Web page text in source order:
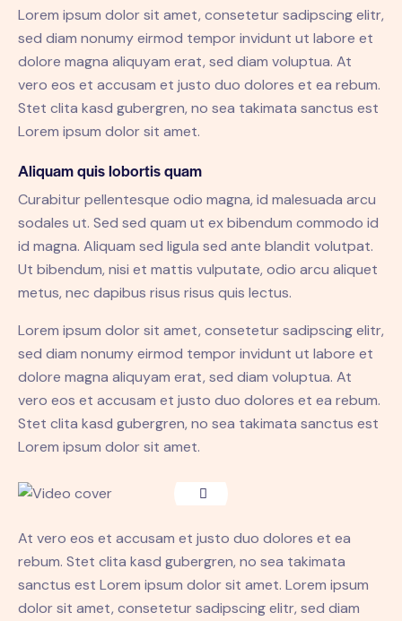
Lorem ipsum dolor sit amet, consetetur sadipscing elitr,
sed diam nonumy eirmod tempor invidunt ut labore et
dolore magna aliquyam erat, sed diam voluptua. At
vero eos et accusam et justo duo dolores et ea rebum.
Stet clita kasd gubergren, no sea takimata sanctus est
Lorem ipsum dolor sit amet.
Aliquam quis lobortis quam
Curabitur pellentesque odio magna, id malesuada arcu
sodales ut. Sed sed quam ut ex bibendum commodo id
id magna. Aliquam sed ligula sed ante blandit volutpat.
Ut bibendum, nisi et mattis vulputate, odio arcu aliquet
metus, nec dapibus risus risus quis lectus.
Lorem ipsum dolor sit amet, consetetur sadipscing elitr,
sed diam nonumy eirmod tempor invidunt ut labore et
dolore magna aliquyam erat, sed diam voluptua. At
vero eos et accusam et justo duo dolores et ea rebum.
Stet clita kasd gubergren, no sea takimata sanctus est
Lorem ipsum dolor sit amet.
At vero eos et accusam et justo duo dolores et ea
rebum. Stet clita kasd gubergren, no sea takimata
sanctus est Lorem ipsum dolor sit amet. Lorem ipsum
dolor sit amet, consetetur sadipscing elitr, sed diam